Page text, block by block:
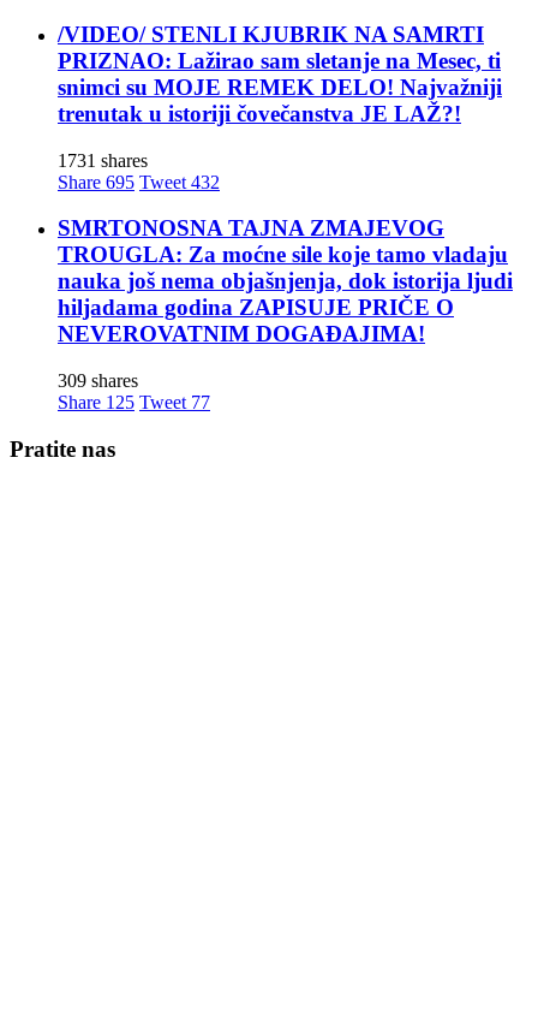
/VIDEO/ STENLI KJUBRIK NA SAMRTI
PRIZNAO: Lažirao sam sletanje na Mesec, ti
snimci su MOJE REMEK DELO! Najvažniji
trenutak u istoriji čovečanstva JE LAŽ?!
1731 shares
Share 695 Tweet 432
SMRTONOSNA TAJNA ZMAJEVOG
TROUGLA: Za moćne sile koje tamo vladaju
nauka još nema objašnjenja, dok istorija ljudi
hiljadama godina ZAPISUJE PRIČE O
NEVEROVATNIM DOGAĐAJIMA!
309 shares
Share 125 Tweet 77
Pratite nas